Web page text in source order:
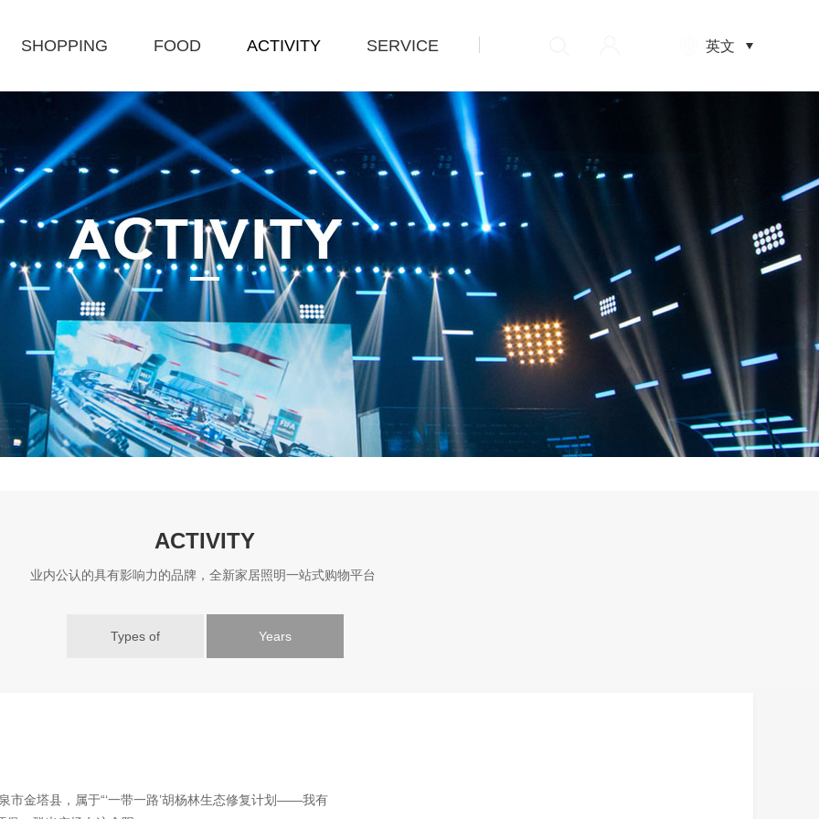
SHOPPING FOOD ACTIVITY SERVICE
数
英文
ACTIVITY
业内公认的具有影响力的品牌，全新家居照明一站式购物平台
Types of Years
市金塔县，属于“‘一带一路’胡杨林生态修复计划——我有